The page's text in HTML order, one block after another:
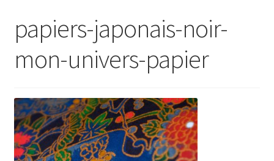
papiers-japonais-noir-
mon-univers-papier